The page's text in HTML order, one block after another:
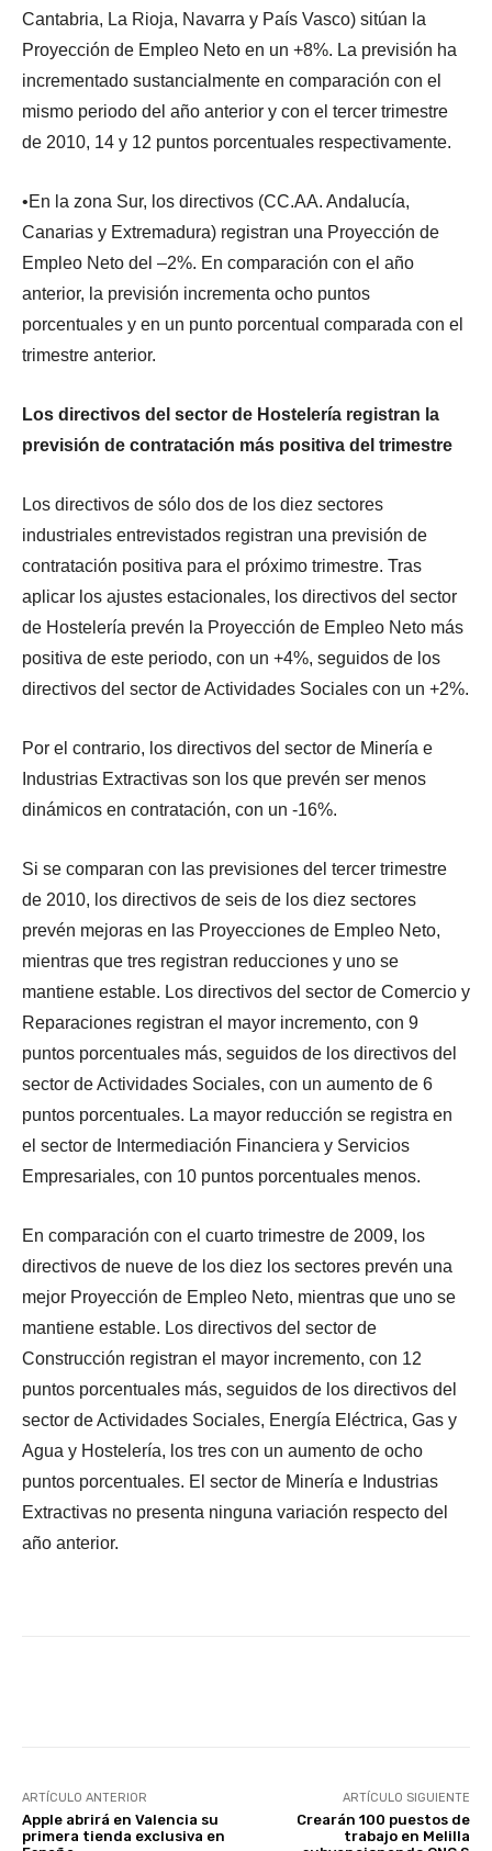
Cantabria, La Rioja, Navarra y País Vasco) sitúan la
Proyección de Empleo Neto en un +8%. La previsión ha
incrementado sustancialmente en comparación con el
mismo periodo del año anterior y con el tercer trimestre
de 2010, 14 y 12 puntos porcentuales respectivamente.
•En la zona Sur, los directivos (CC.AA. Andalucía,
Canarias y Extremadura) registran una Proyección de
Empleo Neto del –2%. En comparación con el año
anterior, la previsión incrementa ocho puntos
porcentuales y en un punto porcentual comparada con el
trimestre anterior.
Los directivos del sector de Hostelería registran la
previsión de contratación más positiva del trimestre
Los directivos de sólo dos de los diez sectores
industriales entrevistados registran una previsión de
contratación positiva para el próximo trimestre. Tras
aplicar los ajustes estacionales, los directivos del sector
de Hostelería prevén la Proyección de Empleo Neto más
positiva de este periodo, con un +4%, seguidos de los
directivos del sector de Actividades Sociales con un +2%.
Por el contrario, los directivos del sector de Minería e
Industrias Extractivas son los que prevén ser menos
dinámicos en contratación, con un -16%.
Si se comparan con las previsiones del tercer trimestre
de 2010, los directivos de seis de los diez sectores
prevén mejoras en las Proyecciones de Empleo Neto,
mientras que tres registran reducciones y uno se
mantiene estable. Los directivos del sector de Comercio y
Reparaciones registran el mayor incremento, con 9
puntos porcentuales más, seguidos de los directivos del
sector de Actividades Sociales, con un aumento de 6
puntos porcentuales. La mayor reducción se registra en
el sector de Intermediación Financiera y Servicios
Empresariales, con 10 puntos porcentuales menos.
En comparación con el cuarto trimestre de 2009, los
directivos de nueve de los diez los sectores prevén una
mejor Proyección de Empleo Neto, mientras que uno se
mantiene estable. Los directivos del sector de
Construcción registran el mayor incremento, con 12
puntos porcentuales más, seguidos de los directivos del
sector de Actividades Sociales, Energía Eléctrica, Gas y
Agua y Hostelería, los tres con un aumento de ocho
puntos porcentuales. El sector de Minería e Industrias
Extractivas no presenta ninguna variación respecto del
año anterior.
ARTÍCULO ANTERIOR
Apple abrirá en Valencia su
primera tienda exclusiva en
ARTÍCULO SIGUIENTE
Crearán 100 puestos de
trabajo en Melilla